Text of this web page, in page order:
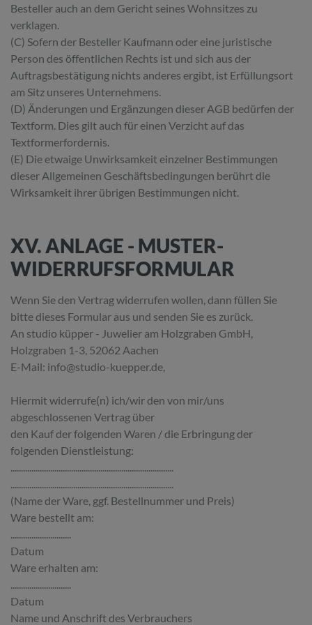
Besteller auch an dem Gericht seines Wohnsitzes zu
verklagen.
(C) Sofern der Besteller Kaufmann oder eine juristische
Person des öffentlichen Rechts ist und sich aus der
Auftragsbestätigung nichts anderes ergibt, ist Erfüllungsort
am Sitz unseres Unternehmens.
(D) Änderungen und Ergänzungen dieser AGB bedürfen der
Textform. Dies gilt auch für einen Verzicht auf das
Textformerfordernis.
(E) Die etwaige Unwirksamkeit einzelner Bestimmungen
dieser Allgemeinen Geschäftsbedingungen berührt die
Wirksamkeit ihrer übrigen Bestimmungen nicht.
XV. ANLAGE - MUSTER-
WIDERRUFSFORMULAR
Wenn Sie den Vertrag widerrufen wollen, dann füllen Sie
bitte dieses Formular aus und senden Sie es zurück.
An studio küpper - Juwelier am Holzgraben GmbH,
Holzgraben 1-3, 52062 Aachen
E-Mail: info@studio-kuepper.de,
Hiermit widerrufe(n) ich/wir den von mir/uns
abgeschlossenen Vertrag über
den Kauf der folgenden Waren / die Erbringung der
folgenden Dienstleistung:
..............................................................................
..............................................................................
(Name der Ware, ggf. Bestellnummer und Preis)
Ware bestellt am:
.............................
Datum
Ware erhalten am:
.............................
Datum
Name und Anschrift des Verbrauchers